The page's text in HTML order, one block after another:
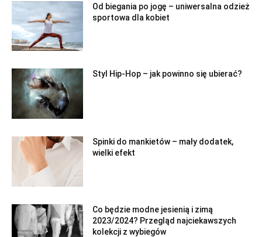
Od biegania po jogę – uniwersalna odzież
sportowa dla kobiet
Styl Hip-Hop – jak powinno się ubierać?
Spinki do mankietów – mały dodatek,
wielki efekt
Co będzie modne jesienią i zimą
2023/2024? Przegląd najciekawszych
kolekcji z wybiegów